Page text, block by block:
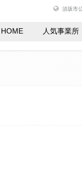
須坂市
HOME 人気事業所